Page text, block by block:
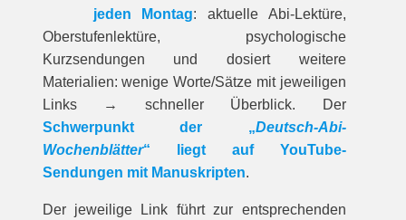
jeden Montag: aktuelle Abi-Lektüre,
Oberstufenlektüre, psychologische
Kurzsendungen und dosiert weitere
Materialien: wenige Worte/Sätze mit jeweiligen
Links → schneller Überblick. Der
Schwerpunkt der „Deutsch-Abi-
Wochenblätter“ liegt auf YouTube-
Sendungen mit Manuskripten.
Der jeweilige Link führt zur entspre­chenden